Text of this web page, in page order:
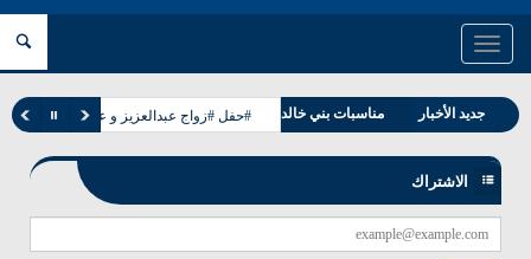
Toggle
navigation
جديد الأخبار
وفيات بني خالد
مناسبات بني خالد #حفل #زواج عبدالعزيز و عبدالله ابناء
الاشتراك